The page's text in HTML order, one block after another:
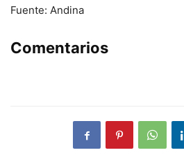
Fuente: Andina
Comentarios